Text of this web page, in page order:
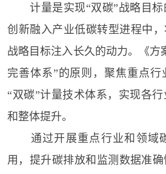
计量是实现“双碳”战略目标
创新融入产业低碳转型进程中
战略目标注入长久的动力。《方
完善体系”的原则，聚焦重点
“双碳”计量技术体系，实现各
和整体提升。
通过开展重点行业和领域
用，提升碳排放和监测数据准